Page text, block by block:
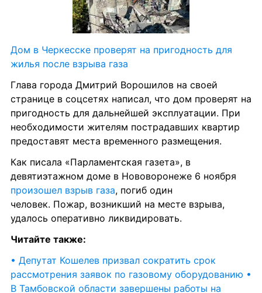
Дом в Черкесске проверят на пригодность для
жилья после взрыва газа
Глава города Дмитрий Ворошилов на своей
странице в соцсетях написал, что дом проверят на
пригодность для дальнейшей эксплуатации. При
необходимости жителям пострадавших квартир
предоставят места временного размещения.
Как писала «Парламентская газета», в
произошел взрыв газа, погиб один
человек. Пожар, возникший на месте взрыва,
удалось оперативно ликвидировать.
Читайте также:
• Депутат Кошелев призвал сократить срок
рассмотрения заявок по газовому оборудованию •
В Тамбовской области завершены работы на